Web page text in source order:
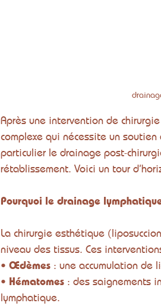
Après une intervention de
complexe qui nécessite un soutien
particulier le drainage post-
rétablissement. Voici un tour
Pourquoi le drainage
La chirurgie esthétique
niveau des tissus. Ces
• Œdèmes : une accumulation de
• Hématomes : des saignements
lymphatique.